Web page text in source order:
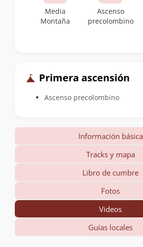
Media
Montaña
Ascenso
precolombino
Primera ascensión
Ascenso precolombino
Información básica
Tracks y mapa
Libro de cumbre
Fotos
Videos
Guías locales